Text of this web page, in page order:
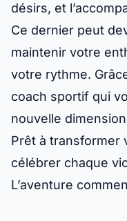
désirs, et
Ce dernier peut
maintenir votre
votre rythme.
coach sportif qui
nouvelle
Prêt à transformer
célébrer chaque
L’aventure